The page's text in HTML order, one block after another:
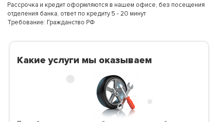
Рассрочка и кредит оформляются в нашем офисе, без посещения
отделения банка, ответ по кредиту 5 - 20 минут
Требование: Гражданство РФ
Какие услуги мы оказываем